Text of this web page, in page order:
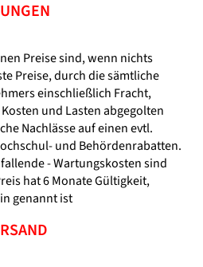
Preise sind, wenn nichts
Preise, durch die sämtliche
einschließlich Fracht,
und Lasten abgegolten
Nachlässe auf einen evtl.
und Behördenrabatten.
- Wartungskosten sind
hat 6 Monate Gültigkeit,
genannt ist